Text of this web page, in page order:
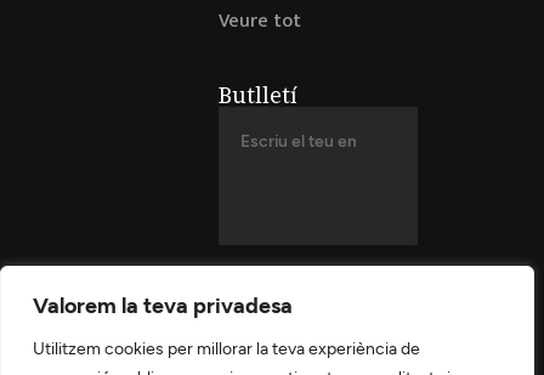
Valorem la teva privadesa
Utilitzem cookies per millorar la teva experiència de
Veure tot
Butlletí